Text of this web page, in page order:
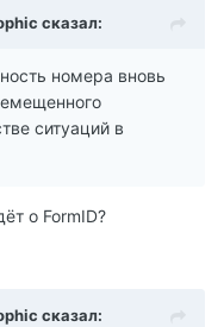
сказал:
номера вновь
ситуаций в
о FormID?
сказал: